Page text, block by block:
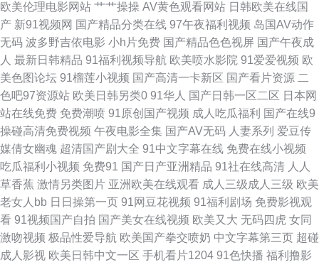
夜电影院福利深a 肏逼不卡视频 玖玖五月 日韩蜜桃专区 91年出生的人属啥
子 日韩经典av 四虎α片 国产91绿帽老婆合集 自拍第一六页 激情图区亚洲欧
美日韩 91国产白浆喷水 内射91 91肉棒插黄免费视频 91麻豆精品传媒在线
福利经典AV 影音先锋AV资源网站 超碰手机成人在线 欧美日韩另类亚洲色网
欧美自拍综合 91视频网址在线观看 欧美蜜桃一区 91破解版免费入口 日韩福
利视频网址导航 超碰好屌色 亚洲日韩肏屄视频 浮力草草影音 亚洲国产线看
东京热av女优天堂 亚洲肏屄基地 大香蕉在58 久久香福利 日韩一区二区射精
第一福利视频导航网站 1024色图 激情综合五月花 91福利社红杏 久久精品
欧美伦理电影网站 艹艹操操 AV黄色观看网站 日韩欧美在线国
产 新91视频网 国产精品分类在线 97午夜福利视频 岛国AV动作
无码 波多野吉依电影 小h片免费 国产精品色色视屏 国产午夜成
人 最新日韩精品 91福利视频导航 欧美喷水影院 91爱爱视频 欧
美色图论坛 91榴莲小视频 国产高清一卡新区 国产看片资源 二
色吧97资源站 欧美日韩另类0 91华人 国产日韩一区二区 日本网
站在线免费 免费潮喷 91原创国产视频 成人吃瓜福利 国产在线9
操碰高清免费视频 午夜电影全集 国产AV无码 人妻系列 爱豆传
媒倩女幽魂 超清国产剧大全 91中文字幕在线 免费在线小视频
吃瓜福利小视频 免费91 国产日产亚洲精品 91社在线高清 人人
草香蕉 激情另类图片 亚洲欧美在线观看 成人三级成人三级 欧美
老女人bb 日日操第一页 91网豆花视频 91福利剧场 免费影视观
看 91视频国产自拍 国产美女在线视频 欧美又大 无码四虎 女同
激吻视频 极品性爱导航 欧美国产拳交喷奶 中文字幕第三页 超碰
成人影视 欧美日韩中文一区 手机看片1204 91色快播 福利撸影